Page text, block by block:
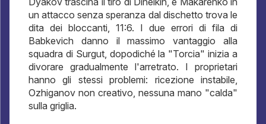
un attacco senza speranza dal dischetto trova le
dita dei bloccanti, 11:6. I due errori di fila di
Babkevich danno il massimo vantaggio alla
squadra di Surgut, dopodiché la "Torcia" inizia a
divorare gradualmente l'arretrato. I proprietari
hanno gli stessi problemi: ricezione instabile,
Ozhiganov non creativo, nessuna mano "calda"
sulla griglia.